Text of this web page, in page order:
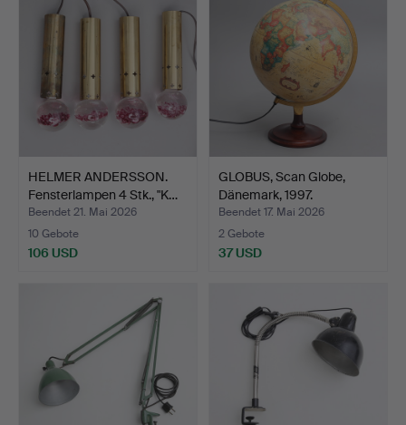
HELMER ANDERSSON.
Fensterlampen 4 Stk., "K…
Beendet 21. Mai 2026
10 Gebote
106 USD
GLOBUS, Scan Globe,
Dänemark, 1997.
Beendet 17. Mai 2026
2 Gebote
37 USD